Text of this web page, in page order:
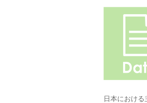
日本における